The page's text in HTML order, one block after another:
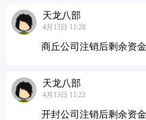
天龙八部
4月13日 11:28
商丘公司注销后剩余资
天龙八部
4月13日 11:22
开封公司注销后剩余资